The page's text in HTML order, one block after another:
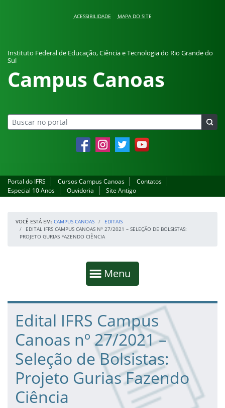
ACESSIBILIDADE MAPA DO SITE
Instituto Federal de Educação, Ciência e Tecnologia do Rio Grande do
Sul
Campus Canoas
FacebookInstagramTwitter YouTube
Portal do IFRS Cursos Campus Canoas
Contatos
Especial 10 Anos
Ouvidoria Site Antigo
VOCÊ ESTÁ EM: CAMPUS CANOAS
EDITAIS
EDITAL IFRS CAMPUS CANOAS Nº 27/2021 – SELEÇÃO DE BOLSISTAS:
PROJETO GURIAS FAZENDO CIÊNCIA
Mostrar
Menu
Fim da navegação
Início do conteúdo
Edital IFRS Campus
Canoas nº 27/2021 –
Seleção de Bolsistas:
Projeto Gurias Fazendo
Ciência